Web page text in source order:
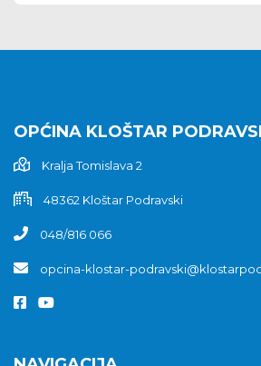
OPĆINA KLOŠTAR
Kralja Tomislava 2
48362 Kloštar Podravski
048/816 066
opcina-klostar-